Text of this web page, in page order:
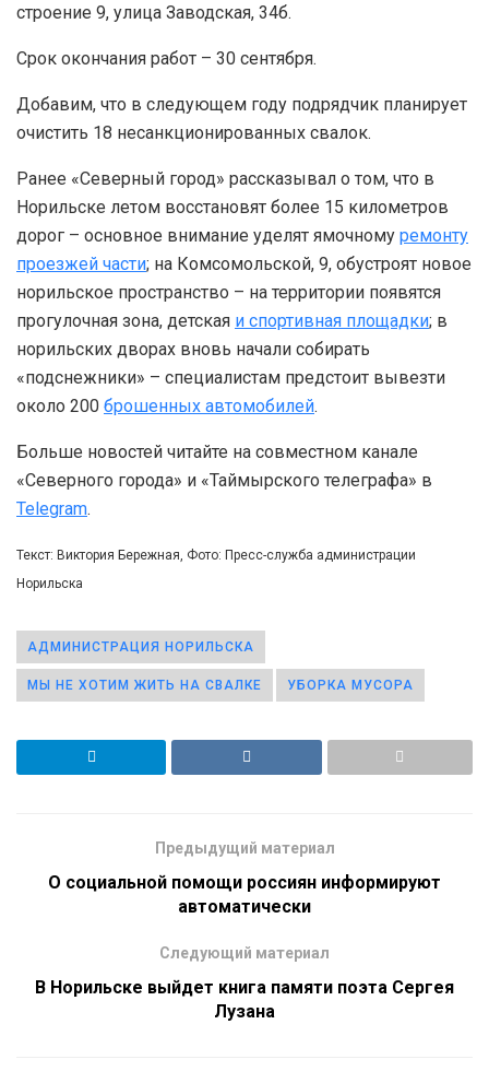
строение 9, улица Заводская, 34б.
Срок окончания работ – 30 сентября.
Добавим, что в следующем году подрядчик планирует
очистить 18 несанкционированных свалок.
Ранее «Северный город» рассказывал о том, что в
Норильске летом восстановят более 15 километров
дорог – основное внимание уделят ямочному ремонту
проезжей части; на Комсомольской, 9, обустроят новое
норильское пространство – на территории появятся
прогулочная зона, детская и спортивная площадки; в
норильских дворах вновь начали собирать
«подснежники» – специалистам предстоит вывезти
около 200 брошенных автомобилей.
Больше новостей читайте на совместном канале
«Северного города» и «Таймырского телеграфа» в
Telegram.
Текст: Виктория Бережная, Фото: Пресс-служба администрации
Норильска
АДМИНИСТРАЦИЯ НОРИЛЬСКА
МЫ НЕ ХОТИМ ЖИТЬ НА СВАЛКЕ УБОРКА МУСОРА
Предыдущий материал
О социальной помощи россиян информируют
автоматически
Следующий материал
В Норильске выйдет книга памяти поэта Сергея
Лузана